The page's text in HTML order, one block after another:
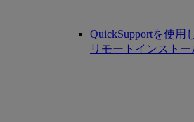
QuickSupportを使用
リモートインスト